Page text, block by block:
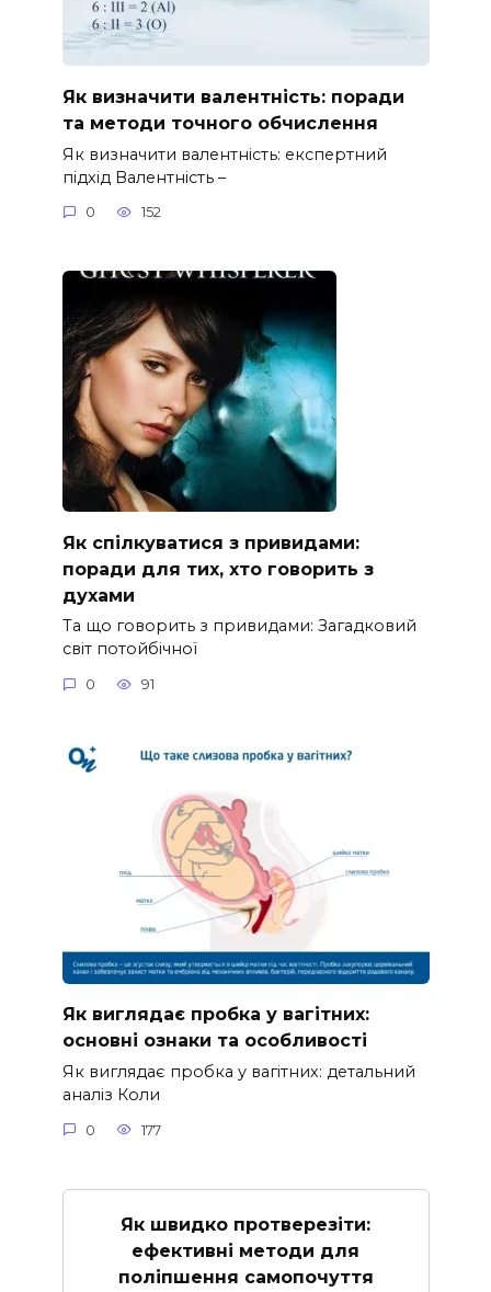
Як визначити валентність: поради
та методи точного обчислення
Як визначити валентність: експертний
підхід Валентність –
0 152
Як спілкуватися з привидами:
поради для тих, хто говорить з
духами
Та що говорить з привидами: Загадковий
світ потойбічної
0 91
Як виглядає пробка у вагітних:
основні ознаки та особливості
Як виглядає пробка у вагітних: детальний
аналіз Коли
0 177
Як швидко протверезіти:
ефективні методи для
поліпшення самопочуття